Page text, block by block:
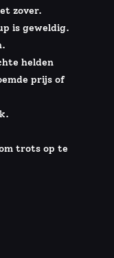
zover.
is geweldig.
helden
prijs of
trots op te